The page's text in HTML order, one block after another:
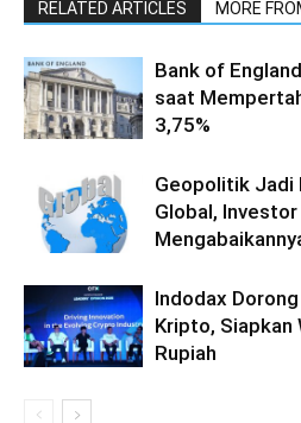
RELATED ARTICLES MORE
Bank of
saat
3,75%
Geopolitik Jadi
Global,
Indodax
Kripto, Siapkan
Rupiah